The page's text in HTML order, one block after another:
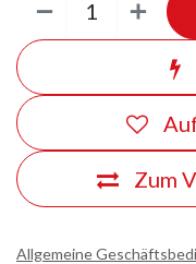
Zum
Allgemeine